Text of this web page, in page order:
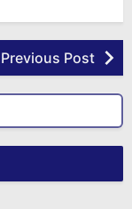
Previous Post